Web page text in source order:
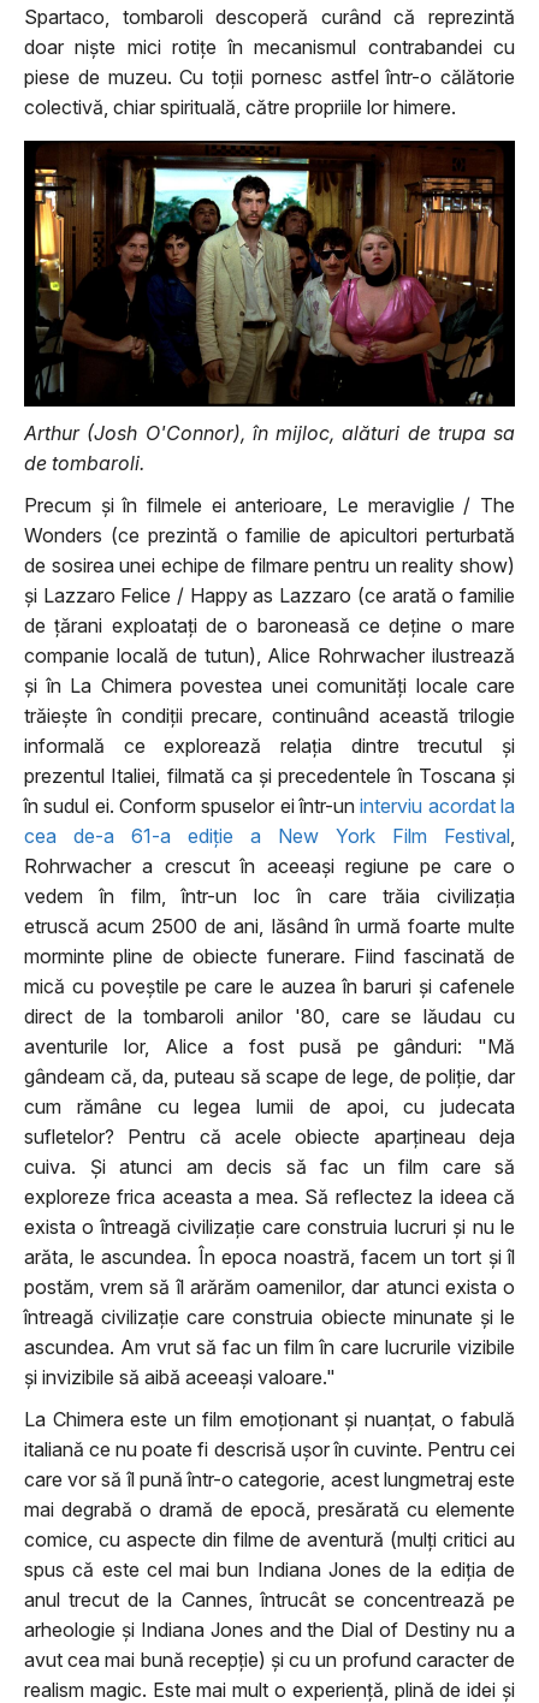
Spartaco, tombaroli descoperă curând că reprezintă
doar niște mici rotițe în mecanismul contrabandei cu
piese de muzeu. Cu toții pornesc astfel într-o călătorie
colectivă, chiar spirituală, către propriile lor himere.
Arthur (Josh O'Connor), în mijloc, alături de trupa sa
de tombaroli.
Precum și în filmele ei anterioare, Le meraviglie / The
Wonders (ce prezintă o familie de apicultori perturbată
de sosirea unei echipe de filmare pentru un reality show)
și Lazzaro Felice / Happy as Lazzaro (ce arată o familie
de țărani exploatați de o baroneasă ce deține o mare
companie locală de tutun), Alice Rohrwacher ilustrează
și în La Chimera povestea unei comunități locale care
trăiește în condiții precare, continuând această trilogie
informală ce explorează relația dintre trecutul și
prezentul Italiei, filmată ca și precedentele în Toscana și
în sudul ei. Conform spuselor ei într-uninterviu acordat la
cea de-a 61-a ediție a New York Film Festival
Rohrwacher a crescut în aceeași regiune pe care o
vedem în film, într-un loc în caretrăia civilizația
etruscăacum 2500 de ani, lăsând în urmă foarte multe
morminte pline de obiecte funerare. Fiind fascinată de
mică cu poveștile pe care le auzea în baruri și cafenele
direct de la tombaroli anilor '80, care se lăudau cu
aventurile lor, Alice a fost pusă pe gânduri: "Mă
gândeam că, da, puteau să scape de lege, de poliție, dar
cum rămâne cu legea lumii de apoi, cu judecata
sufletelor? Pentru că acele obiecte aparțineau deja
cuiva. Și atunci am decis să fac un film care să
exploreze frica aceasta a mea. Să reflectez la ideea că
exista o întreagă civilizație care construia lucruri și nu le
arăta, le ascundea. În epoca noastră, facem un tort și îl
postăm, vrem să îl arărăm oamenilor, dar atunci exista o
întreagă civilizație care construia obiecte minunate și le
ascundea. Am vrut să fac un film în care lucrurile vizibile
și invizibile să aibă aceeași valoare."
La Chimera este un film emoționant și nuanțat, o fabulă
italiană ce nu poate fi descrisă ușor în cuvinte. Pentru cei
care vor să îl pună într-o categorie, acest lungmetraj este
mai degrabă o dramă de epocă, presărată cu elemente
comice, cu aspecte din filme de aventură (mulți critici au
spus că este cel mai bun Indiana Jones de la ediția de
anul trecut de la Cannes, întrucât se concentrează pe
arheologie și Indiana Jones and the Dial of Destiny nu a
avut cea mai bună recepție) și cu un profund caracter de
realism magic. Este mai mult o experiență, plină de idei și